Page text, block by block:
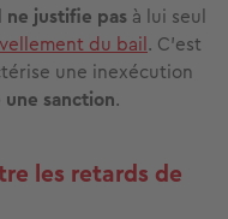
ne justifie pas à lui seul
du bail. C’est
une inexécution
sanction.
les retards de